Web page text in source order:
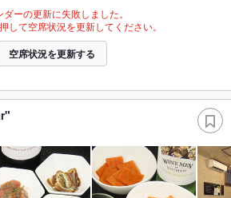
ダーの更新に失敗しました。
して空席状況を更新してください。
空席状況を更新する